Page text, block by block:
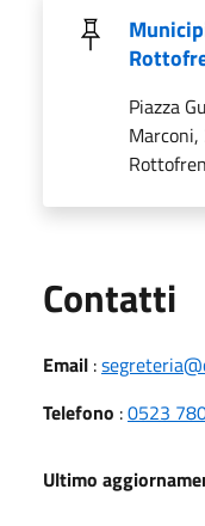
Piazza
Contatti
Email :
Telefono :0523
Ultimo